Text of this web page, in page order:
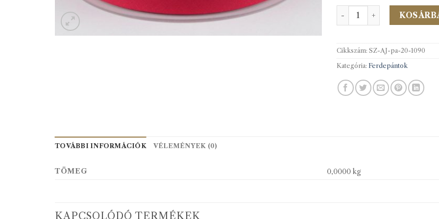
PES/Pam.f.pánt 20 mm
Cikkszám: SZ-AJ-pa-20-1090
Kategória: Ferdepántok
TOVÁBBI INFORMÁCIÓK VÉLEMÉNYEK (0)
TÖMEG 0,0000 kg
KAPCSOLÓDÓ TERMÉKEK